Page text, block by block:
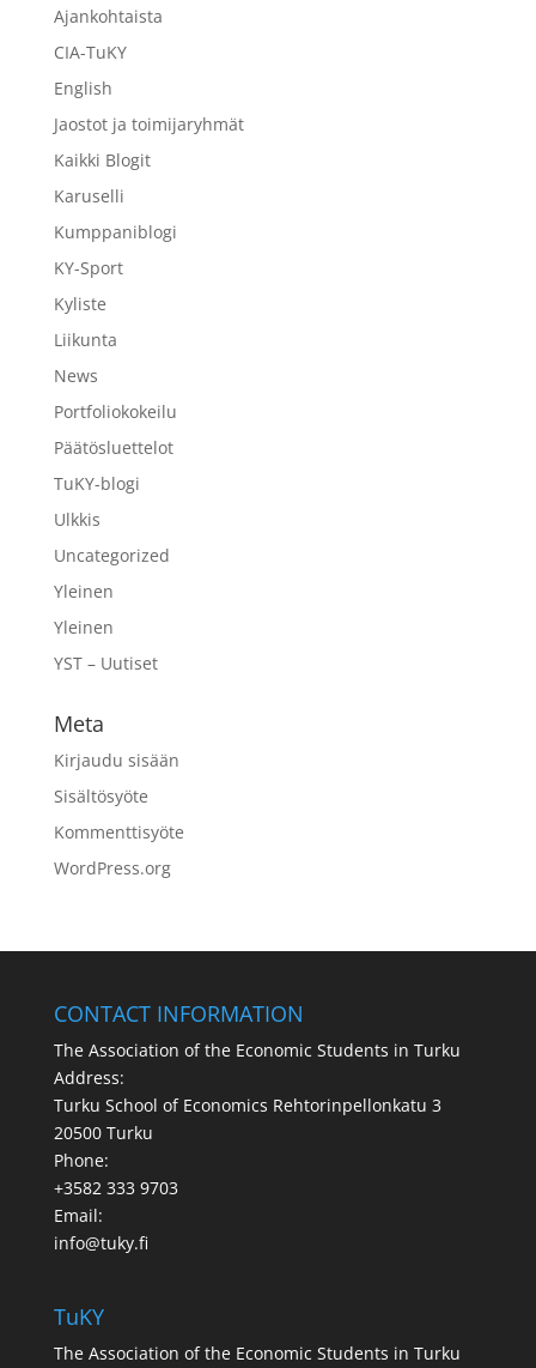
Ajankohtaista
CIA-TuKY
English
Jaostot ja toimijaryhmät
Kaikki Blogit
Karuselli
Kumppaniblogi
KY-Sport
Kyliste
Liikunta
News
Portfoliokokeilu
Päätösluettelot
TuKY-blogi
Ulkkis
Uncategorized
Yleinen
Yleinen
YST – Uutiset
Meta
Kirjaudu sisään
Sisältösyöte
Kommenttisyöte
WordPress.org
CONTACT INFORMATION
The Association of the Economic Students in Turku
Address:
Turku School of Economics Rehtorinpellonkatu 3
20500 Turku
Phone:
+3582 333 9703
Email:
info@tuky.fi
TuKY
The Association of the Economic Students in Turku